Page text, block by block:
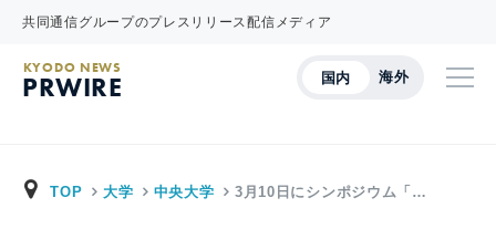
共同通信グループのプレスリリース配信メディア
国内 海外
KYODO NEWS
PRWIRE
TOP 大学 中央大学 3月10日にシンポジウム「…